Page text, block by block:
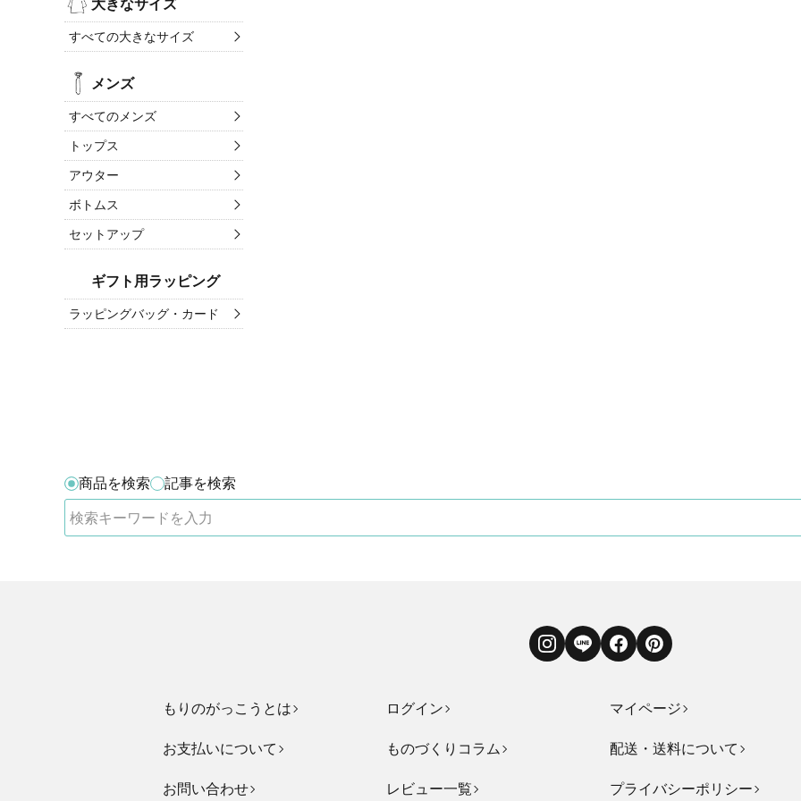
すべての大きなサイズ
メンズ
すべてのメンズ
トップス
アウター
ボトムス
セットアップ
ギフト用ラッピング
ラッピングバッグ・カード
商品を検索 記事を検索
Instagram
LINE FacebookPinterest
もりのがっこうとは ログイン マイページ
お支払いについて ものづくりコラム 配送・送料について
お問い合わせ レビュー一覧 プライバシーポリシー